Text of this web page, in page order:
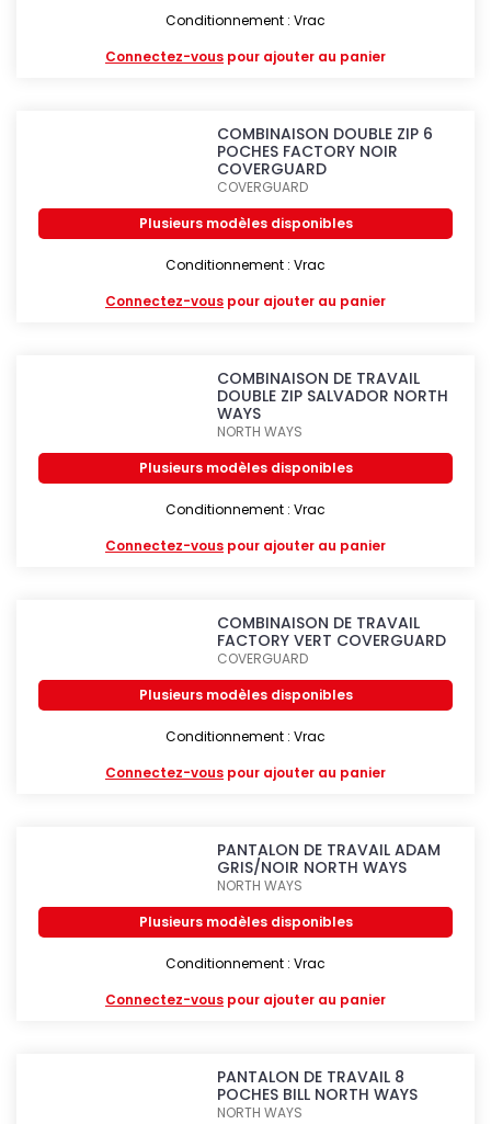
Conditionnement : Vrac
Connectez-vous pour ajouter au panier
COMBINAISON DOUBLE ZIP 6
POCHES FACTORY NOIR
COVERGUARD
COVERGUARD
Plusieurs modèles disponibles
Conditionnement : Vrac
Connectez-vous pour ajouter au panier
COMBINAISON DE TRAVAIL
DOUBLE ZIP SALVADOR NORTH
WAYS
NORTH WAYS
Plusieurs modèles disponibles
Conditionnement : Vrac
Connectez-vous pour ajouter au panier
COMBINAISON DE TRAVAIL
FACTORY VERT COVERGUARD
COVERGUARD
Plusieurs modèles disponibles
Conditionnement : Vrac
Connectez-vous pour ajouter au panier
PANTALON DE TRAVAIL ADAM
GRIS/NOIR NORTH WAYS
NORTH WAYS
Plusieurs modèles disponibles
Conditionnement : Vrac
Connectez-vous pour ajouter au panier
PANTALON DE TRAVAIL 8
POCHES BILL NORTH WAYS
NORTH WAYS